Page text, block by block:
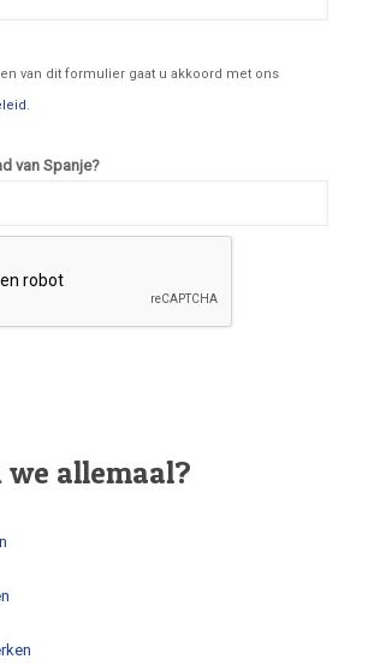
van dit formulier gaat u akkoord met ons
.
van Spanje?
we allemaal?